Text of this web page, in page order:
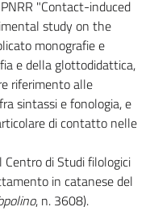
"Contact-induced
study on the
monografie e
e della glottodidattica,
riferimento alle
sintassi e fonologia, e
di contatto nelle
Centro di Studi filologici
in catanese del
, n. 3608).